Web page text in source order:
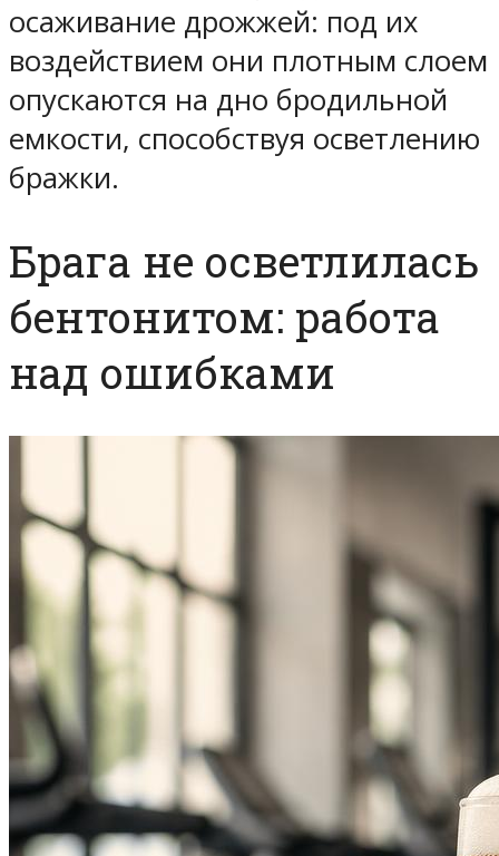
осаживание дрожжей: под их
воздействием они плотным слоем
опускаются на дно бродильной
емкости, способствуя осветлению
бражки.
Брага не осветлилась
бентонитом: работа
над ошибками